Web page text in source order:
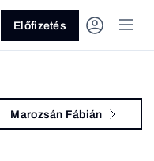
Előfizetés
Marozsán Fábián